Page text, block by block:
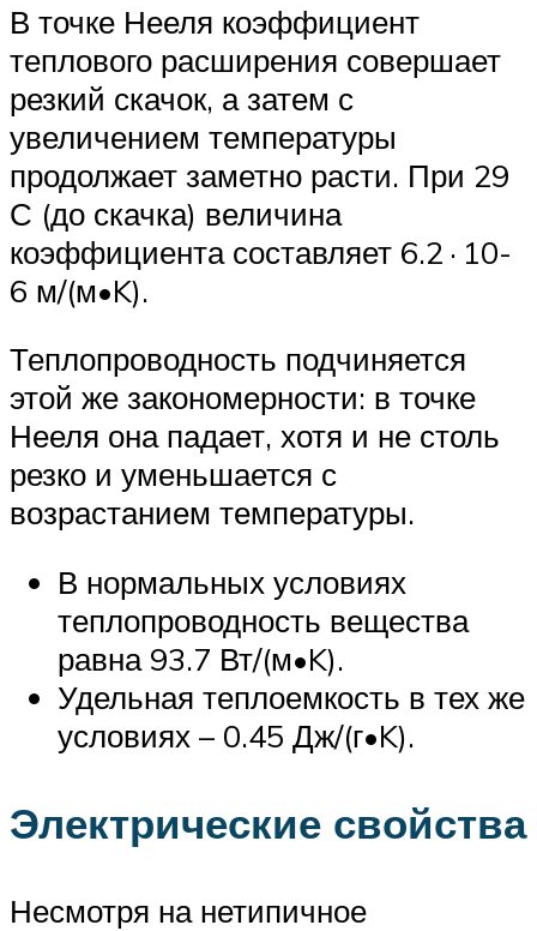
В точке Нееля коэффициент
теплового расширения совершает
резкий скачок, а затем с
увеличением температуры
продолжает заметно расти. При 29
С (до скачка) величина
коэффициента составляет 6.2 · 10-
6 м/(м•K).
Теплопроводность подчиняется
этой же закономерности: в точке
Нееля она падает, хотя и не столь
резко и уменьшается с
возрастанием температуры.
В нормальных условиях
теплопроводность вещества
равна 93.7 Вт/(м•K).
Удельная теплоемкость в тех же
условиях – 0.45 Дж/(г•K).
Электрические свойства
Несмотря на нетипичное